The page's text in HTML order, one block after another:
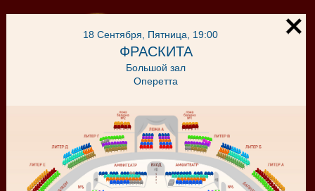
Корзина
18 Сентября, Пятница, 19:00
ФРАСКИТА
Большой зал
Оперетта